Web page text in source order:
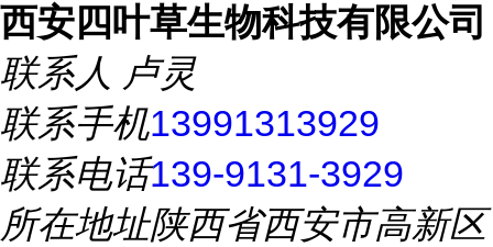
西安四叶草生物科技有限公司
联系人 卢灵
联系手机13991313929
联系电话139-9131-3929
所在地址陕西省西安市高新区